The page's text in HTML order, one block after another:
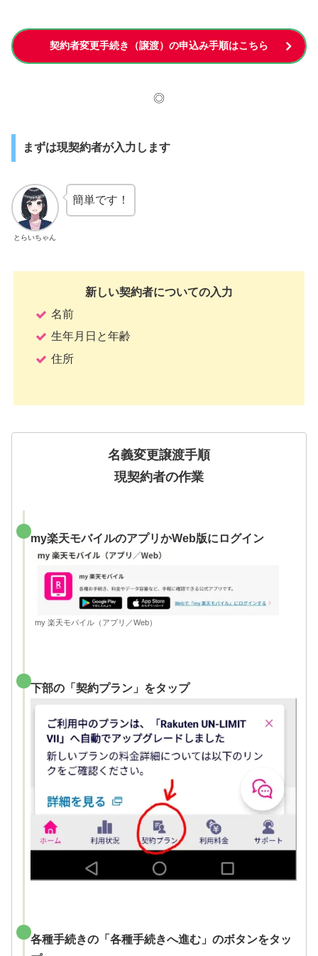
契約者変更手続き（譲渡）の申込み手順はこちら
◎
まずは現契約者が入力します
とらいちゃん
簡単です！
新しい契約者についての入力
名前
生年月日と年齢
住所
名義変更譲渡手順
現契約者の作業
my楽天モバイルのアプリかWeb版にログイン
my 楽天モバイル（アプリ／Web）
下部の「契約プラン」をタップ
各種手続きの「各種手続きへ進む」のボタンをタッ